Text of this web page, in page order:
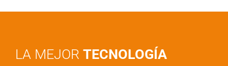
LA MEJOR TECNOLOGÍA